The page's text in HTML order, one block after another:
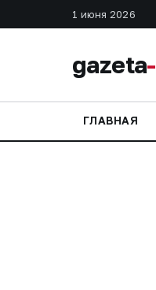
1 июня 2026
gazeta-
ГЛАВНАЯ